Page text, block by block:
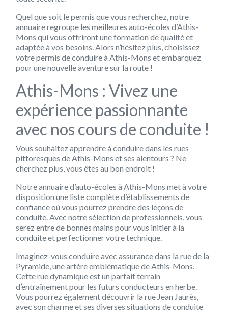
Quel que soit le permis que vous recherchez, notre
annuaire regroupe les meilleures auto-écoles d’Athis-
Mons qui vous offriront une formation de qualité et
adaptée à vos besoins. Alors n’hésitez plus, choisissez
votre permis de conduire à Athis-Mons et embarquez
pour une nouvelle aventure sur la route !
Athis-Mons : Vivez une
expérience passionnante
avec nos cours de conduite !
Vous souhaitez apprendre à conduire dans les rues
pittoresques de Athis-Mons et ses alentours ? Ne
cherchez plus, vous êtes au bon endroit !
Notre annuaire d’auto-écoles à Athis-Mons met à votre
disposition une liste complète d’établissements de
confiance où vous pourrez prendre des leçons de
conduite. Avec notre sélection de professionnels, vous
serez entre de bonnes mains pour vous initier à la
conduite et perfectionner votre technique.
Imaginez-vous conduire avec assurance dans la rue de la
Pyramide, une artère emblématique de Athis-Mons.
Cette rue dynamique est un parfait terrain
d’entraînement pour les futurs conducteurs en herbe.
Vous pourrez également découvrir la rue Jean Jaurès,
avec son charme et ses diverses situations de conduite